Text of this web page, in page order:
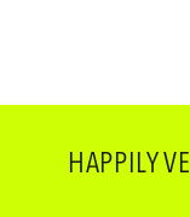
HAPPILY VEGAN